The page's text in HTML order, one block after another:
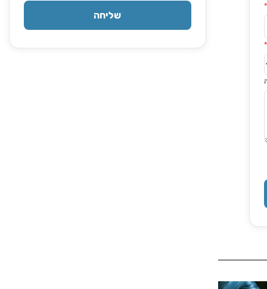
*
*
שליחה